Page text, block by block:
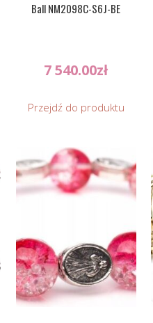
Ball NM2098C-S6J-BE
7 540.00zł
Przejdź do produktu